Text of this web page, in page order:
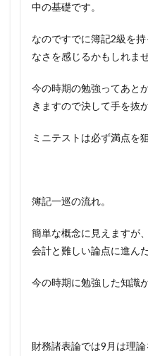
中の基礎です。
なのですでに簿記2級を
なさを感じるかもしれま
今の時期の勉強ってあと
きますので決して手を抜
ミニテストは必ず満点を
簿記一巡の流れ。
簡単な概念に見えますが
会計と難しい論点に進ん
今の時期に勉強した知識
財務諸表論では9月は理